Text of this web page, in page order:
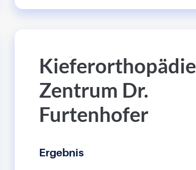
Kieferorthopädie
Zentrum Dr.
Furtenhofer
Ergebnis